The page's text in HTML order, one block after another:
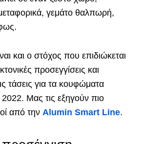
μεταφορικά, γεμάτο θαλπωρή,
και ο στόχος που επιδιώκεται
προσεγγίσεις και
τάσεις για τα κουφώματα
2022. Μας τις εξηγούν πιο
από την Alumin Smart Line.